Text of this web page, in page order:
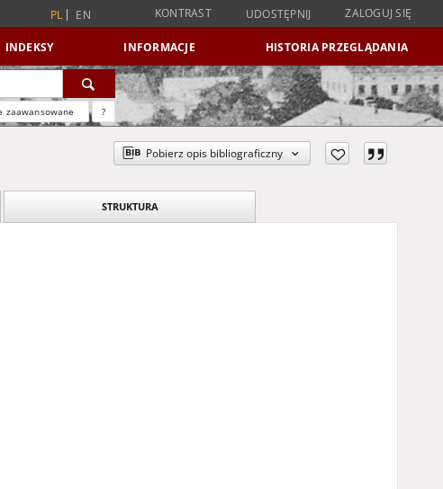
PL EN KONTRAST UDOSTĘPNIJ ZALOGUJ SIĘ
INDEKSY INFORMACJE HISTORIA PRZEGLĄDANIA
zaawansowane ?
Pobierz opis bibliograficzny
STRUKTURA